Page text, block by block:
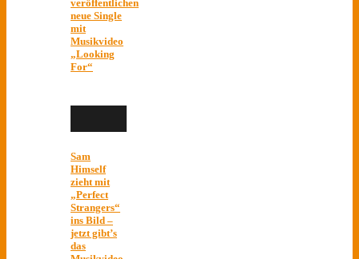
veröffentlichen
neue Single
mit
Musikvideo
„Looking
For“
Sam
Himself
zieht mit
„Perfect
Strangers“
ins Bild –
jetzt gibt’s
das